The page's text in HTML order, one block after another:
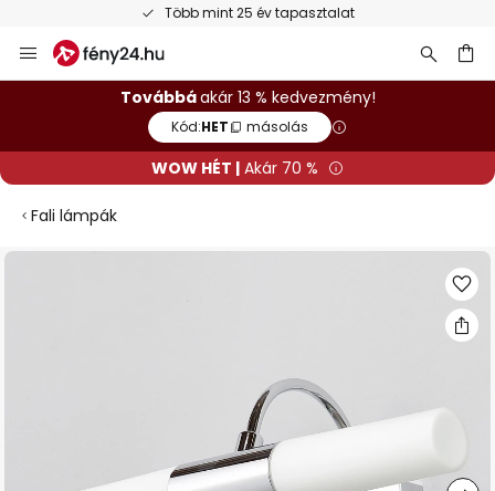
Több mint 25 év tapasztalat
Ugrás
a
tartalomhozTovábbáakár 13 % kedvezmény!
Kód:HET másolás
WOW HÉT | Akár 70 %
Fali lámpák
Ugrás